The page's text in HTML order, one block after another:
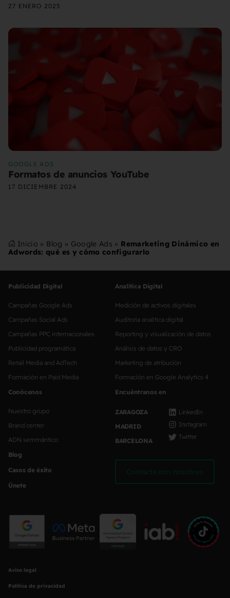
27 ENERO 2025
GOOGLE ADS
Formatos de anuncios YouTube
17 DICIEMBRE 2024
Inicio » Blog » Google Ads » Remarketing Dinámico en
Adwords: qué es y cómo configurarlo
Publicidad Digital
Campañas Google Ads
Campañas Social Ads
Campañas PPC internacionales
Publicidad programática
Retail Media and AdTech
Formación en Paid Media
Analítica Digital
Medición de activos digitales
Auditoría analítica digital
Reporting y visualización de datos
Análisis de datos y CRO
Marketing de atribución
Formación en Google Analytics 4
Conócenos
Nuestro grupo
Brand center
ADN semmántico
Blog
Casos de éxito
Únete
Encuéntranos en
ZARAGOZA
MADRID
BARCELONA
LinkedIn
Instagram
Twitter
Aviso legal
Política de privacidad